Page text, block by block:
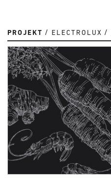
PROJEKT ELECTROLUX